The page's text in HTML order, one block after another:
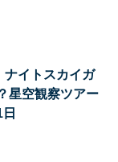
ナイトスカイガ
星空観察ツアー